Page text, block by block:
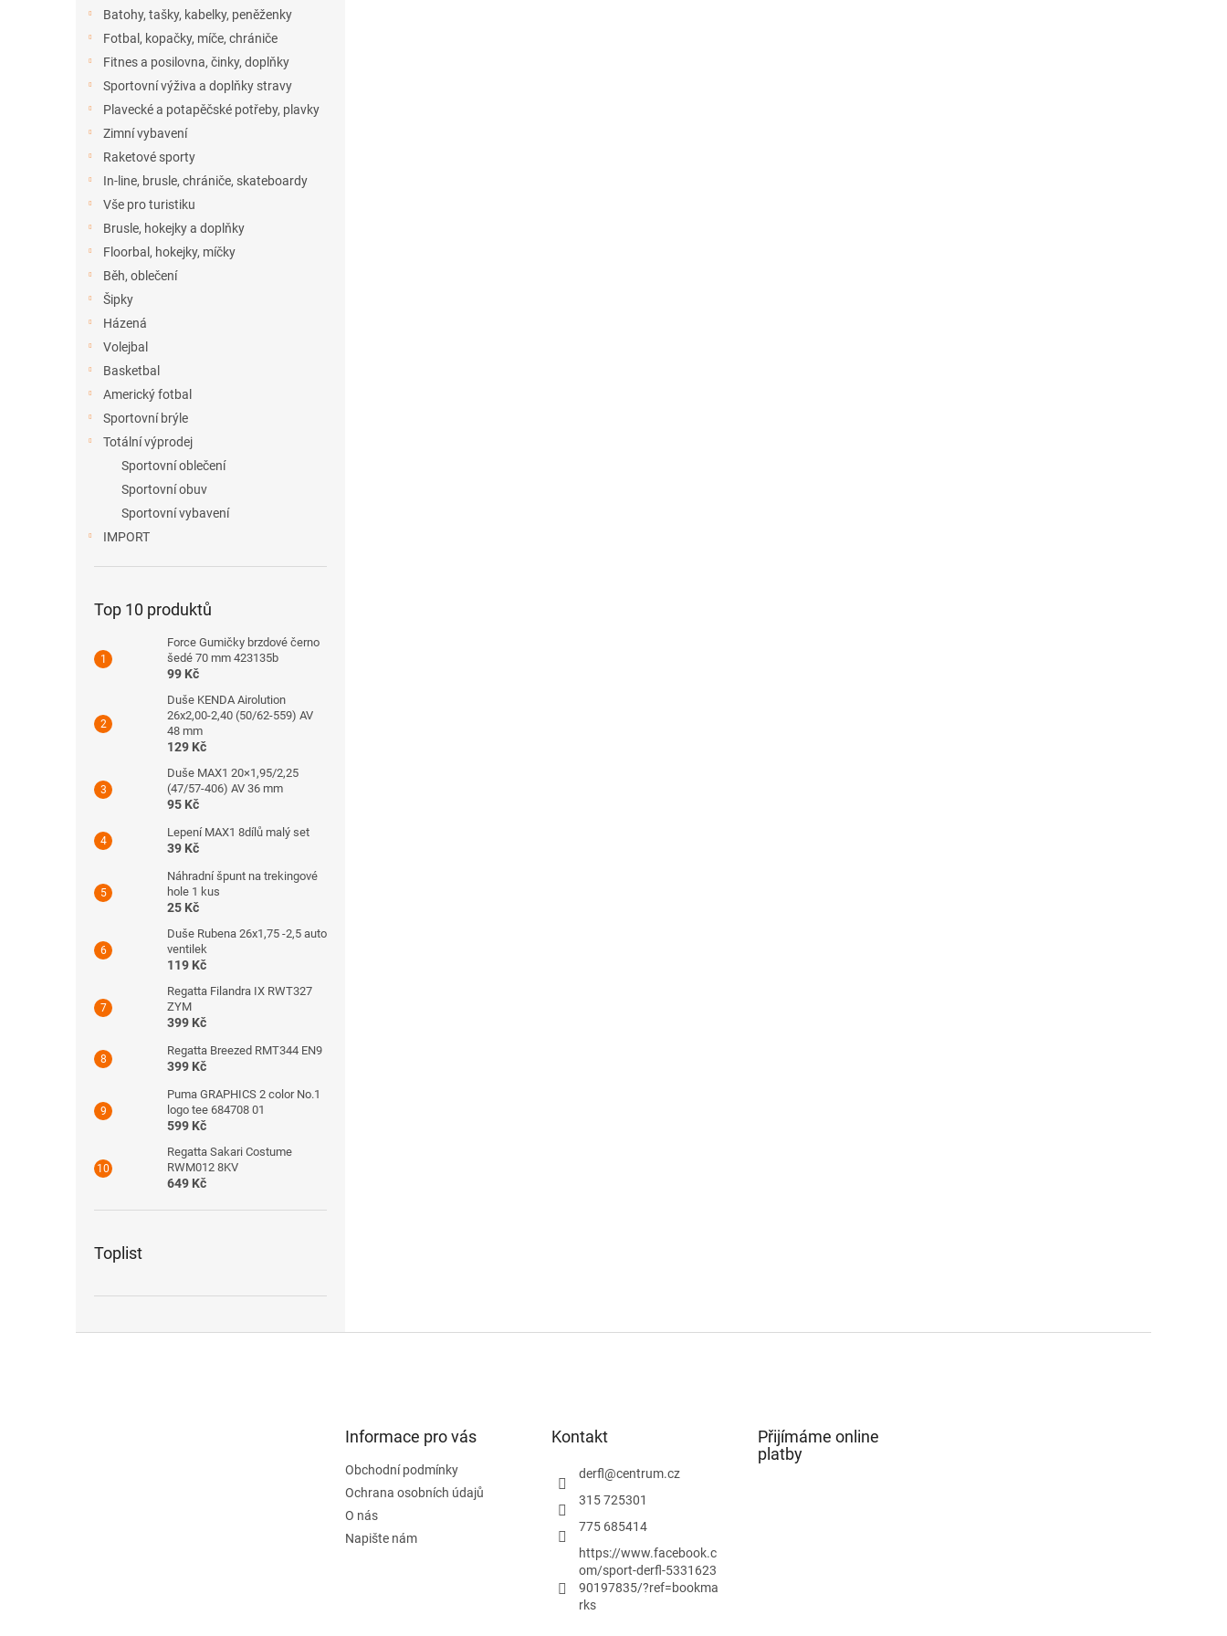
Batohy, tašky, kabelky, peněženky
Fotbal, kopačky, míče, chrániče
Fitnes a posilovna, činky, doplňky
Sportovní výživa a doplňky stravy
Plavecké a potapěčské potřeby, plavky
Zimní vybavení
Raketové sporty
In-line, brusle, chrániče, skateboardy
Vše pro turistiku
Brusle, hokejky a doplňky
Floorbal, hokejky, míčky
Běh, oblečení
Šipky
Házená
Volejbal
Basketbal
Americký fotbal
Sportovní brýle
Totální výprodej
Sportovní oblečení
Sportovní obuv
Sportovní vybavení
IMPORT
Top 10 produktů
Force Gumičky brzdové černo
šedé 70 mm 423135b
99 Kč
Duše KENDA Airolution
26x2,00-2,40 (50/62-559) AV
48 mm
129 Kč
Duše MAX1 20×1,95/2,25
(47/57-406) AV 36 mm
95 Kč
Lepení MAX1 8dílů malý set
39 Kč
Náhradní špunt na trekingové
hole 1 kus
25 Kč
Duše Rubena 26x1,75 -2,5 auto
ventilek
119 Kč
Regatta Filandra IX RWT327
ZYM
399 Kč
Regatta Breezed RMT344 EN9
399 Kč
Puma GRAPHICS 2 color No.1
logo tee 684708 01
599 Kč
Regatta Sakari Costume
RWM012 8KV
649 Kč
Toplist
Informace pro vás
Obchodní podmínky
Ochrana osobních údajů
O nás
Napište nám
Kontakt
derfl@centrum.cz
315 725301
775 685414
https://www.facebook.c
om/sport-derfl-5331623
90197835/?ref=bookma
rks
Přijímáme online
platby